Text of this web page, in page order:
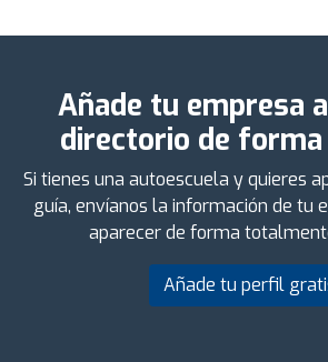
Añade tu empresa
directorio de
Si tienes una autoescuela y quieres
guía, envíanos la información de tu
aparecer de forma
Añade tu perfil